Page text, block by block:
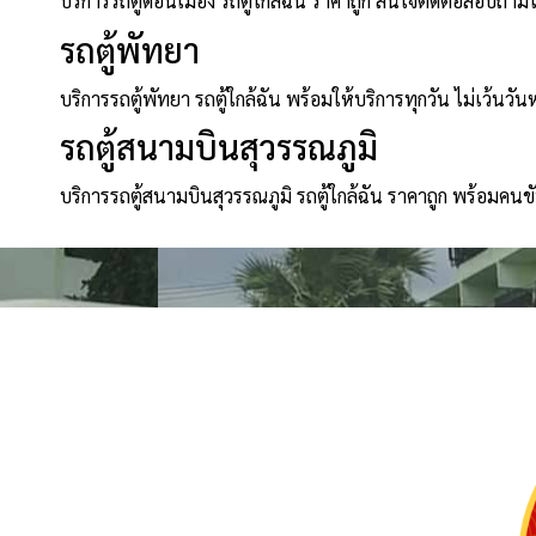
รถตู้พัทยา
บริการรถตู้พัทยา รถตู้ใกล้ฉัน พร้อมให้บริการทุกวัน ไม่เว้นวัน
รถตู้สนามบินสุวรรณภูมิ
บริการรถตู้สนามบินสุวรรณภูมิ รถตู้ใกล้ฉัน ราคาถูก พร้อมคน